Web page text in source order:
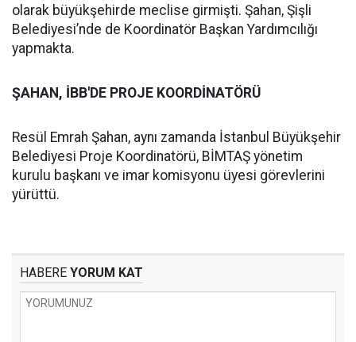
olarak büyükşehirde meclise girmişti. Şahan, Şişli
Belediyesi’nde de Koordinatör Başkan Yardımcılığı
yapmakta.
ŞAHAN, İBB'DE PROJE KOORDİNATÖRÜ
Resül Emrah Şahan, aynı zamanda İstanbul Büyükşehir
Belediyesi Proje Koordinatörü, BİMTAŞ yönetim
kurulu başkanı ve imar komisyonu üyesi görevlerini
yürüttü.
HABERE YORUM KAT